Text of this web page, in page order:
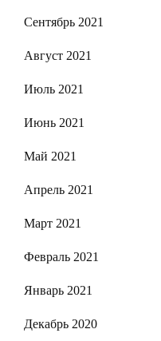
Сентябрь 2021
Август 2021
Июль 2021
Июнь 2021
Май 2021
Апрель 2021
Март 2021
Февраль 2021
Январь 2021
Декабрь 2020